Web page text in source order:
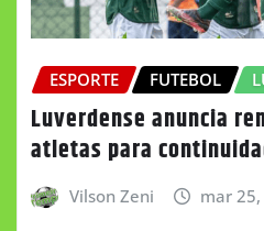
ESPORTE FUTEBOL
Luverdense anuncia
atletas para
Vilson Zeni mar